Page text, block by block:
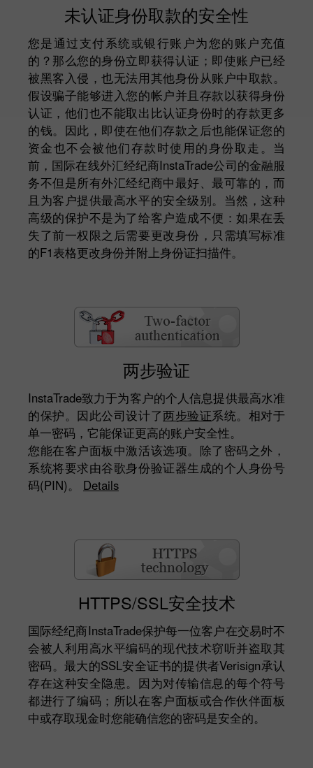
未认证身份取款的安全性
您是通过支付系统或银行账户为您的账户充值
的？那么您的身份立即获得认证；即使账户已经
被黑客入侵，也无法用其他身份从账户中取款。
假设骗子能够进入您的帐户并且存款以获得身份
认证，他们也不能取出比认证身份时的存款更多
的钱。因此，即使在他们存款之后也能保证您的
资金也不会被他们存款时使用的身份取走。当
前，国际在线外汇经纪商InstaTrade公司的金融服
务不但是所有外汇经纪商中最好、最可靠的，而
且为客户提供最高水平的安全级别。当然，这种
高级的保护不是为了给客户造成不便：如果在丢
失了前一权限之后需要更改身份，只需填写标准
的F1表格更改身份并附上身份证扫描件。
两步验证
InstaTrade致力于为客户的个人信息提供最高水准
的保护。因此公司设计了两步验证系统。相对于
单一密码，它能保证更高的账户安全性。
您能在客户面板中激活该选项。除了密码之外，
系统将要求由谷歌身份验证器生成的个人身份号
码(PIN)。 Details
HTTPS/SSL安全技术
国际经纪商InstaTrade保护每一位客户在交易时不
会被人利用高水平编码的现代技术窃听并盗取其
密码。最大的SSL安全证书的提供者Verisign承认
存在这种安全隐患。因为对传输信息的每个符号
都进行了编码；所以在客户面板或合作伙伴面板
中或存取现金时您能确信您的密码是安全的。